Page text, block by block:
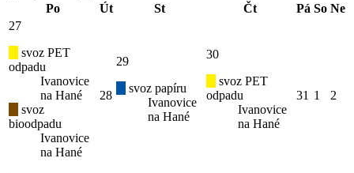
Po
Út St Čt Pá So Ne
27
svoz PET
odpadu
Ivanovice
na Hané
svoz
bioodpadu
Ivanovice
na Hané
28
29
svoz papíru
Ivanovice
na Hané
30
svoz PET
odpadu
Ivanovice
na Hané
31 1 2